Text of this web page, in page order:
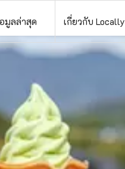
มูลล่าสุด เกี่ยวกับ Locally